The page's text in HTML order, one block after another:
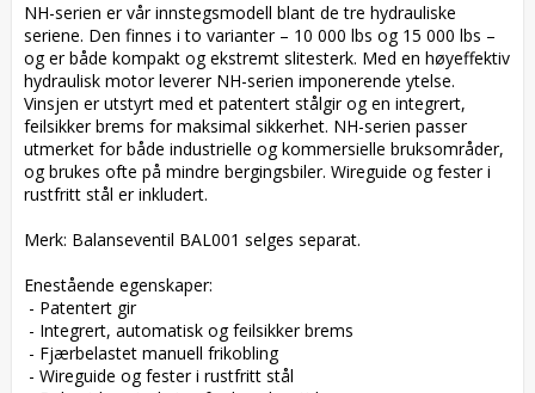
NH-serien er vår innstegsmodell blant de tre hydrauliske
seriene. Den finnes i to varianter – 10 000 lbs og 15 000 lbs –
og er både kompakt og ekstremt slitesterk. Med en høyeffektiv
hydraulisk motor leverer NH-serien imponerende ytelse.
Vinsjen er utstyrt med et patentert stålgir og en integrert,
feilsikker brems for maksimal sikkerhet. NH-serien passer
utmerket for både industrielle og kommersielle bruksområder,
og brukes ofte på mindre bergingsbiler. Wireguide og fester i
rustfritt stål er inkludert.
Merk: Balanseventil BAL001 selges separat.
Enestående egenskaper: